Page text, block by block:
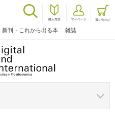
新刊・これから出る本 雑誌